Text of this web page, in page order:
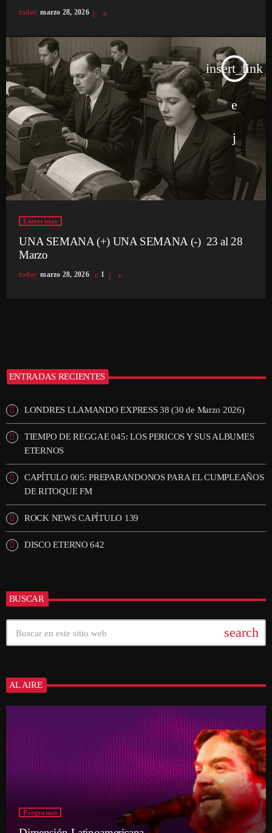
today marzo 28, 2026
insert_link
Entrevistas
UNA SEMANA (+) UNA SEMANA (-) 23 al 28
Marzo
today marzo 28, 2026 1
ENTRADAS RECIENTES
LONDRES LLAMANDO EXPRESS 38 (30 de Marzo 2026)
TIEMPO DE REGGAE 045: LOS PERICOS Y SUS ALBUMES
ETERNOS
CAPÍTULO 005: PREPARANDONOS PARA EL CUMPLEAÑOS
DE RITOQUE FM
ROCK NEWS CAPÍTULO 139
DISCO ETERNO 642
BUSCAR
search
AL AIRE
Programas